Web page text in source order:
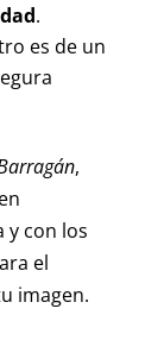
.
es de un
,
en
y con los
el
imagen.